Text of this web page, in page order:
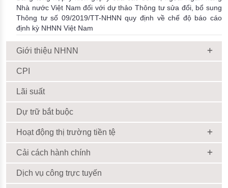
Nhà nước Việt Nam đối với dự thảo Thông tư sửa đổi, bổ sung
Thông tư số 09/2019/TT-NHNN quy định về chế độ báo cáo
định kỳ NHNN Việt Nam
Giới thiệu NHNN
CPI
Lãi suất
Dự trữ bắt buộc
Hoạt động thị trường tiền tệ
Cải cách hành chính
Dịch vụ công trực tuyến